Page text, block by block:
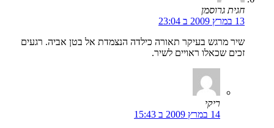
חגית גרוסמן
13 במרץ 2009 ב 23:04
שיר מרגש בעיקר תאורה כילדה הנצמדת אל בטן אביה. רגעים
זכים שכאלו ראויים לשיר.
ריקי
14 במרץ 2009 ב 15:43